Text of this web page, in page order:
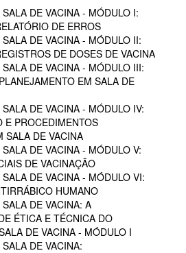
DE VACINA - MÓDULO I:
DE ERROS
DE VACINA - MÓDULO II:
DE DOSES DE VACINA
DE VACINA - MÓDULO III:
EM SALA DE
DE VACINA - MÓDULO IV:
E PROCEDIMENTOS
SALA DE VACINA
DE VACINA - MÓDULO V:
DE VACINAÇÃO
DE VACINA - MÓDULO VI:
HUMANO
DE VACINA: A
ÉTICA E TÉCNICA DO
DE VACINA - MÓDULO I
DE VACINA: